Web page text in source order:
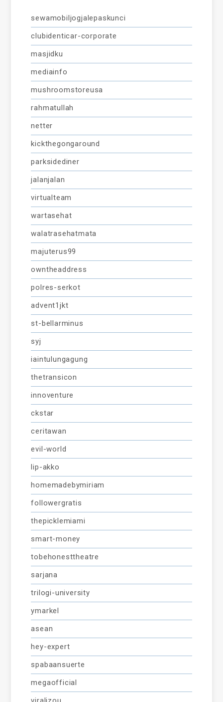
sewamobiljogjalepaskunci
clubidenticar-corporate
masjidku
mediainfo
mushroomstoreusa
rahmatullah
netter
kickthegongaround
parksidediner
jalanjalan
virtualteam
wartasehat
walatrasehatmata
majuterus99
owntheaddress
polres-serkot
advent1jkt
st-bellarminus
syj
iaintulungagung
thetransicon
innoventure
ckstar
ceritawan
evil-world
lip-akko
homemadebymiriam
followergratis
thepicklemiami
smart-money
tobehonesttheatre
sarjana
trilogi-university
ymarkel
asean
hey-expert
spabaansuerte
megaofficial